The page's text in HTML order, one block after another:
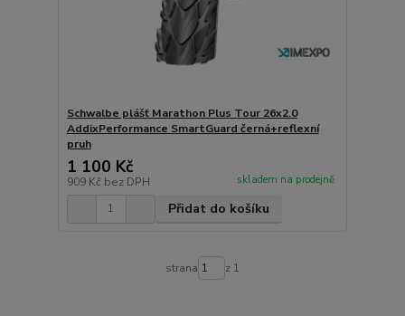
Schwalbe plášť Marathon Plus Tour 26x2.0
AddixPerformance SmartGuard černá+reflexní
pruh
1 100 Kč
909 Kč bez DPH skladem na prodejně
Přidat do košíku
strana z 1